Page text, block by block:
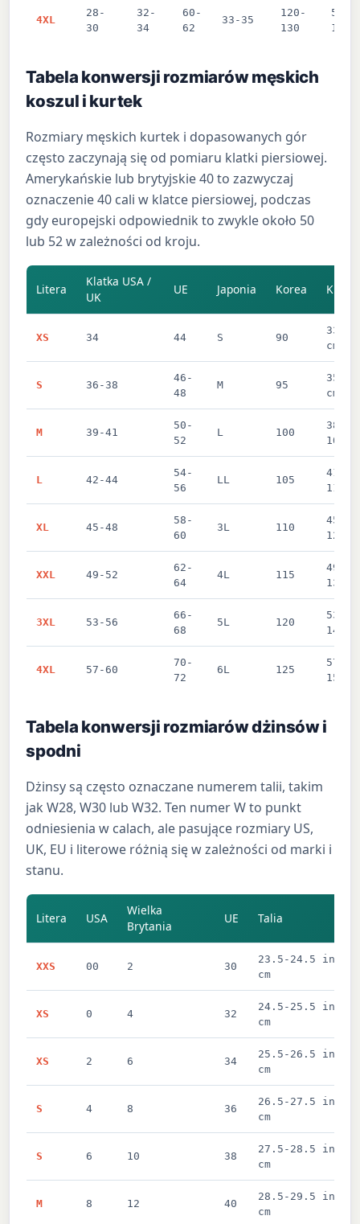
4XL
28-
30
32-
34
60-
62
33-35
120-
130
54-
147
Tabela konwersji rozmiarów męskich
koszul i kurtek
Rozmiary męskich kurtek i dopasowanych gór
często zaczynają się od pomiaru klatki piersiowej.
Amerykańskie lub brytyjskie 40 to zazwyczaj
oznaczenie 40 cali w klatce piersiowej, podczas
gdy europejski odpowiednik to zwykle około 50
lub 52 w zależności od kroju.
Litera
Klatka USA /
UK
UE Japonia Korea Klatka
XS 34 44 S 90
33-
cm
S 36-38
46-
48
M 95
35-
cm
M 39-41
50-
52
L 100
38-
104
L 42-44
54-
56
LL 105
41-
112
XL 45-48
58-
60
3L 110
45-
122
XXL 49-52
62-
64
4L 115
49-
132
3XL 53-56
66-
68
5L 120
53-
142
4XL 57-60
70-
72
6L 125
57-
152
Tabela konwersji rozmiarów dżinsów i
spodni
Dżinsy są często oznaczane numerem talii, takim
jak W28, W30 lub W32. Ten numer W to punkt
odniesienia w calach, ale pasujące rozmiary US,
UK, EU i literowe różnią się w zależności od marki i
stanu.
Litera USA
Wielka
Brytania
UE Talia
XXS 00 2 30
23.5-24.5 in /
cm
XS 0 4 32
24.5-25.5 in /
cm
XS 2 6 34
25.5-26.5 in /
cm
S 4 8 36
26.5-27.5 in /
cm
S 6 10 38
27.5-28.5 in /
cm
M 8 12 40
28.5-29.5 in /
cm